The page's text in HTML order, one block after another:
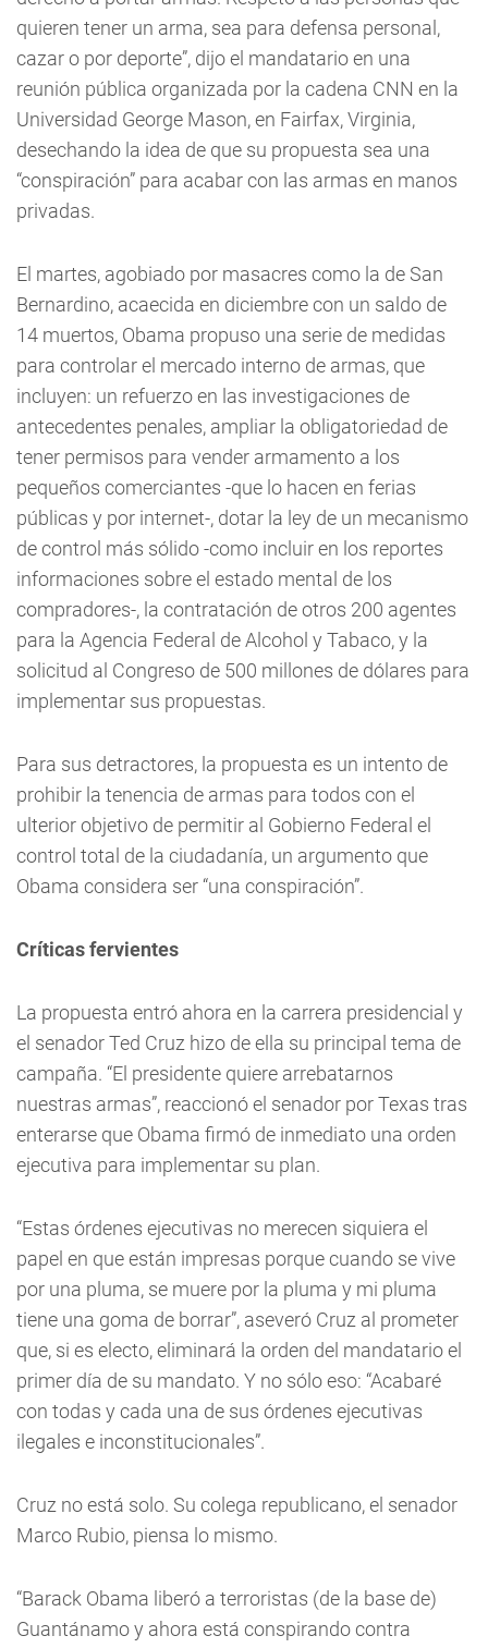
quieren tener un arma, sea para defensa personal,
cazar o por deporte”, dijo el mandatario en una
reunión pública organizada por la cadena CNN en la
Universidad George Mason, en Fairfax, Virginia,
desechando la idea de que su propuesta sea una
“conspiración” para acabar con las armas en manos
privadas.
El martes, agobiado por masacres como la de San
Bernardino, acaecida en diciembre con un saldo de
14 muertos, Obama propuso una serie de medidas
para controlar el mercado interno de armas, que
incluyen: un refuerzo en las investigaciones de
antecedentes penales, ampliar la obligatoriedad de
tener permisos para vender armamento a los
pequeños comerciantes -que lo hacen en ferias
públicas y por internet-, dotar la ley de un mecanismo
de control más sólido -como incluir en los reportes
informaciones sobre el estado mental de los
compradores-, la contratación de otros 200 agentes
para la Agencia Federal de Alcohol y Tabaco, y la
solicitud al Congreso de 500 millones de dólares para
implementar sus propuestas.
Para sus detractores, la propuesta es un intento de
prohibir la tenencia de armas para todos con el
ulterior objetivo de permitir al Gobierno Federal el
control total de la ciudadanía, un argumento que
Obama considera ser “una conspiración”.
Críticas fervientes
La propuesta entró ahora en la carrera presidencial y
el senador Ted Cruz hizo de ella su principal tema de
campaña. “El presidente quiere arrebatarnos
nuestras armas”, reaccionó el senador por Texas tras
enterarse que Obama firmó de inmediato una orden
ejecutiva para implementar su plan.
“Estas órdenes ejecutivas no merecen siquiera el
papel en que están impresas porque cuando se vive
por una pluma, se muere por la pluma y mi pluma
tiene una goma de borrar”, aseveró Cruz al prometer
que, si es electo, eliminará la orden del mandatario el
primer día de su mandato. Y no sólo eso: “Acabaré
con todas y cada una de sus órdenes ejecutivas
ilegales e inconstitucionales”.
Cruz no está solo. Su colega republicano, el senador
Marco Rubio, piensa lo mismo.
“Barack Obama liberó a terroristas (de la base de)
Guantánamo y ahora está conspirando contra